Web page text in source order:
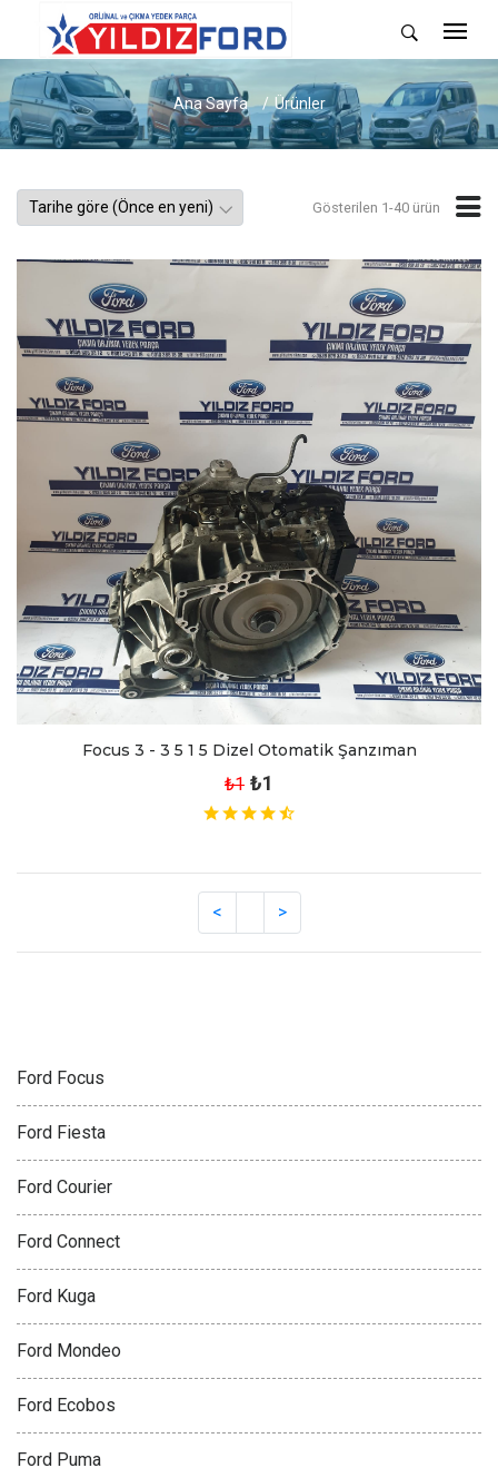
Ana Sayfa Ürünler
Gösterilen 1-40 ürün
Focus 3 - 3 5 1 5 Dizel Otomatik Şanzıman
₺1 ₺1
Ford Focus
Ford Fiesta
Ford Courier
Ford Connect
Ford Kuga
Ford Mondeo
Ford Ecobos
Ford Puma